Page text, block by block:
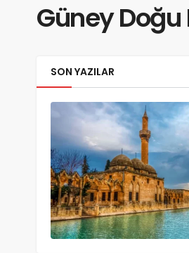
Güney
SON YAZILAR